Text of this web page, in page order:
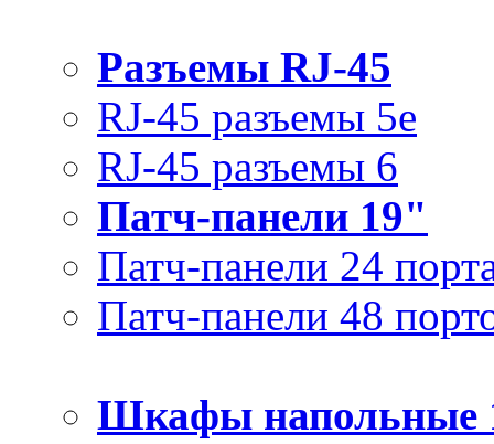
Разъемы RJ-45
RJ-45 разъемы 5e
RJ-45 разъемы 6
Патч-панели 19"
Патч-панели 24
Патч-панели 48
Шкафы напольные